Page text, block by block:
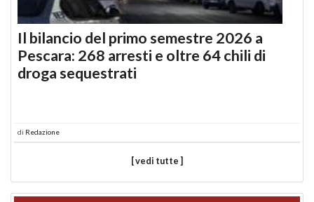
Il bilancio del primo semestre 2026 a
Pescara: 268 arresti e oltre 64 chili di
droga sequestrati
di Redazione
[ vedi tutte ]